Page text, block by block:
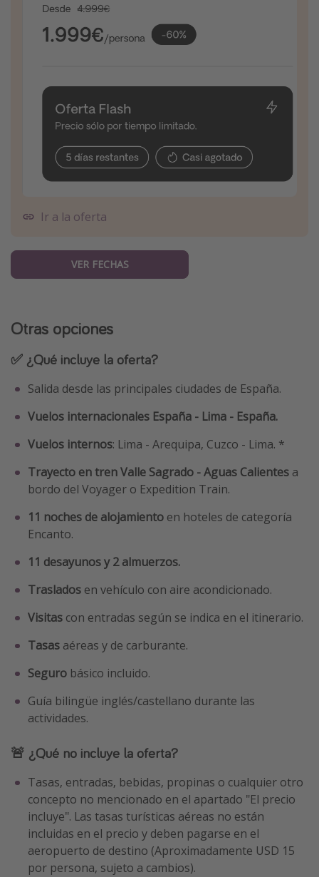
Ir a la oferta
VER FECHAS
Otras opciones
✅ ¿Qué incluye la oferta?
Salida desde las principales ciudades de España.
Vuelos internacionales España - Lima - España.
Vuelos internos: Lima - Arequipa, Cuzco - Lima. *
Trayecto en tren Valle Sagrado - Aguas Calientes a
bordo del Voyager o Expedition Train.
11 noches de alojamiento en hoteles de categoría
Encanto.
11 desayunos y 2 almuerzos.
Traslados en vehículo con aire acondicionado.
Visitas con entradas según se indica en el itinerario.
Tasas aéreas y de carburante.
Seguro básico incluido.
Guía bilingüe inglés/castellano durante las
actividades.
🚨 ¿Qué no incluye la oferta?
Tasas, entradas, bebidas, propinas o cualquier otro
concepto no mencionado en el apartado "El precio
incluye". Las tasas turísticas aéreas no están
incluidas en el precio y deben pagarse en el
aeropuerto de destino (Aproximadamente USD 15
por persona, sujeto a cambios).